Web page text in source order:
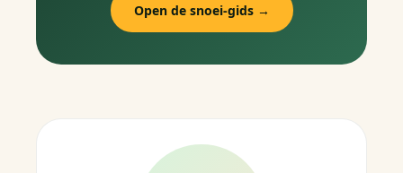
Open de snoei-gids →